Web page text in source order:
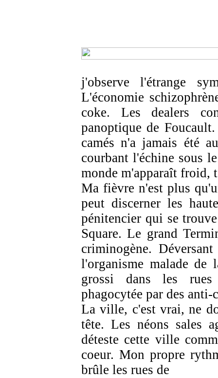
j'observe l'étrange
L'économie
coke. Les dealers
panoptique de
camés n'a jamais été
courbant l'échine sous
monde m'apparaît froid,
Ma fièvre n'est plus
peut discerner les
pénitencier qui se
Square. Le grand
criminogène.
l'organisme malade de
grossi dans les
phagocytée par des
La ville, c'est vrai, ne
tête. Les néons sales
déteste cette ville
coeur. Mon propre
brûle les rues de